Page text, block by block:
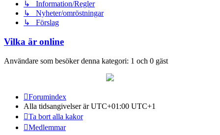
↳ Information/Regler
↳ Nyheter/omröstningar
↳ Förslag
Vilka är online
Användare som besöker denna kategori: 1 och 0 gäst
Forumindex
Alla tidsangivelser är UTC+01:00 UTC+1
Ta bort alla kakor
Medlemmar